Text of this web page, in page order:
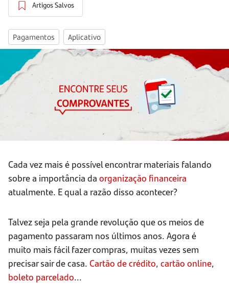
Artigos Salvos
Pagamentos Aplicativo
Cada vez mais é possível encontrar materiais falando
sobre a importância da organização financeira
atualmente. E qual a razão disso acontecer?
Talvez seja pela grande revolução que os meios de
pagamento passaram nos últimos anos. Agora é
muito mais fácil fazer compras, muitas vezes sem
precisar sair de casa. Cartão de crédito, cartão online,
boleto parcelado...